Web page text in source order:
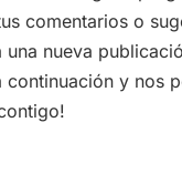
comentarios o
una nueva
continuación y nos